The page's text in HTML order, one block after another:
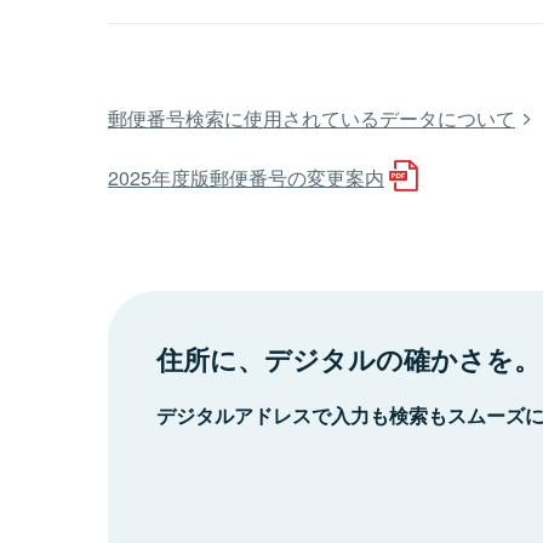
郵便番号検索に使用されているデータについて
2025年度版郵便番号の変更案内
住所に、デジタルの確かさを。
デジタルアドレスで入力も検索もスムーズ